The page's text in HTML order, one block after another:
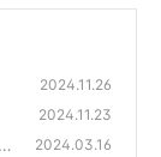
2024.11.26
2024.11.23
2024.03.16